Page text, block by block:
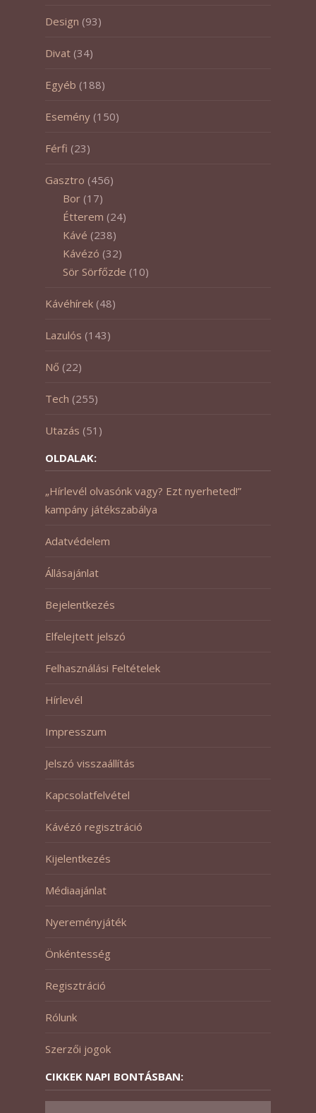
Design (93)
Divat (34)
Egyéb (188)
Esemény (150)
Férfi (23)
Gasztro (456)
Bor (17)
Étterem (24)
Kávé (238)
Kávézó (32)
Sör Sörfőzde (10)
Kávéhírek (48)
Lazulós (143)
Nő (22)
Tech (255)
Utazás (51)
OLDALAK:
„Hírlevél olvasónk vagy? Ezt nyerheted!”
kampány játékszabálya
Adatvédelem
Állásajánlat
Bejelentkezés
Elfelejtett jelszó
Felhasználási Feltételek
Hírlevél
Impresszum
Jelszó visszaállítás
Kapcsolatfelvétel
Kávézó regisztráció
Kijelentkezés
Médiaajánlat
Nyereményjáték
Önkéntesség
Regisztráció
Rólunk
Szerzői jogok
CIKKEK NAPI BONTÁSBAN: